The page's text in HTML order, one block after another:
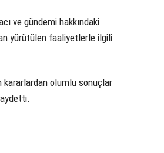
ve gündemi hakkındaki
yürütülen faaliyetlerle ilgili
kararlardan olumlu sonuçlar